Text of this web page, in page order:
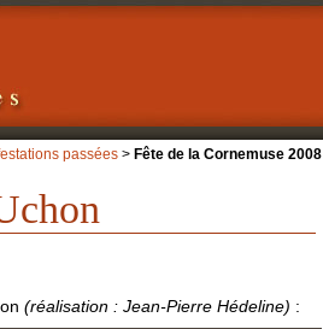
passées > Fête de la Cornemuse 2008
(réalisation : Jean-Pierre Hédeline) :